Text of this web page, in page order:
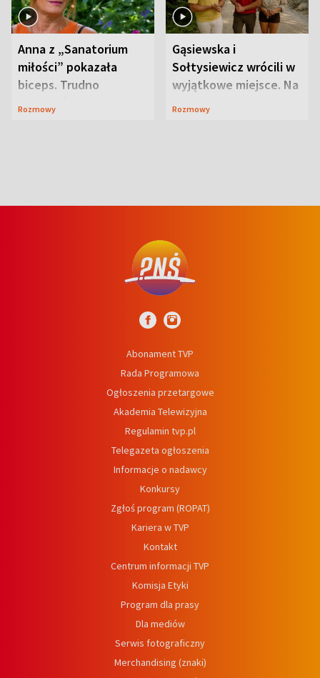
Anna z „Sanatorium
miłości” pokazała
biceps. Trudno
Rozmowy
Gąsiewska i
Sołtysiewicz wrócili w
wyjątkowe miejsce. Na
Rozmowy
Abonament TVP
Rada Programowa
Ogłoszenia przetargowe
Akademia Telewizyjna
Regulamin tvp.pl
Telegazeta ogłoszenia
Informacje o nadawcy
Konkursy
Zgłoś program (ROPAT)
Kariera w TVP
Kontakt
Centrum informacji TVP
Komisja Etyki
Program dla prasy
Dla mediów
Serwis fotograficzny
Merchandising (znaki)